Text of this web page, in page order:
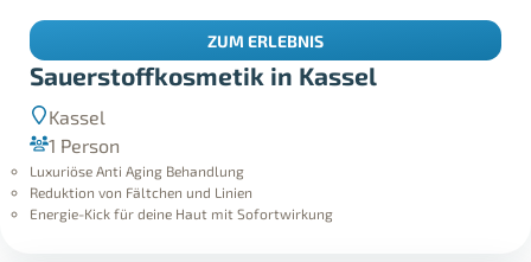
Sauerstoffkosmetik in Kassel
Kassel
1 Person
Luxuriöse Anti Aging Behandlung
Reduktion von Fältchen und Linien
Energie-Kick für deine Haut mit Sofortwirkung
ZUM ERLEBNIS